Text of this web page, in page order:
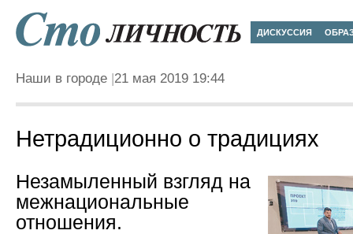
ДИСКУССИЯ
Наши в городе 21 мая 2019 19:44
Нетрадиционно о традициях
Незамыленный взгляд на
межнациональные
отношения.